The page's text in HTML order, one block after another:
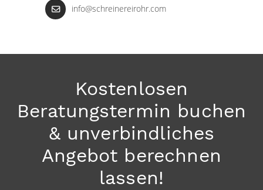
info@schreinereirohr.com
Kostenlosen
Beratungstermin buchen
& unverbindliches
Angebot berechnen
lassen!